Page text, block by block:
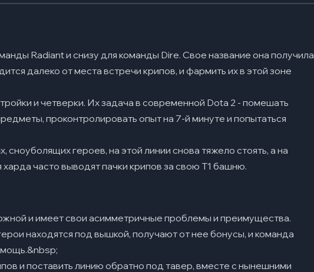
Radiant и снизу для команды Dire. Свое название она получила
далеко от места встречи крипов, и фармить их в этой зоне
и четверки. Их задача в современной Dota 2 - помешать
проконтролировать опыт на 7-й минуте и попытаться
сноуболящих героев, на этой линии снова тяжело стоять, а на
часто выводят пачки крипов за свою Т1 башню.
и имеет свои асимметричные проблемы и преимущества.
находятся под вышкой, получают от нее бонусы, и команда
и поставить линию обратно под тавер, вместе с нынешними